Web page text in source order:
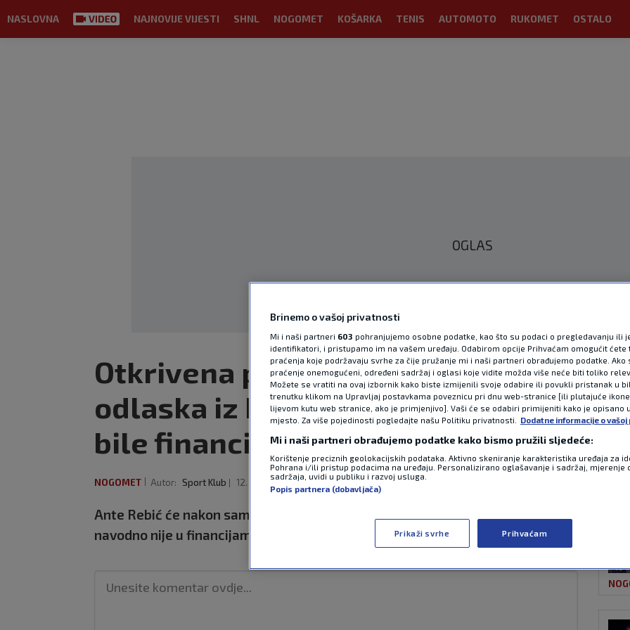
NASLOVNA NAJNOVIJE VIJESTI SHNL NOGOMET KOŠARKA TENIS AUTOMOTO RUKOMET OSTALO
OGLAS
Otkrivena pozadina Rebićevog
odlaska iz Hajduka: Problem nisu
bile financije
NOGOMET Autor: Sport Klub 12. lip 2026 10:43 1 komentar
Ante Rebić će nakon samo jedne sezone napustiti Poljud, a razlog odlaska
navodno nije u financijama.
Brinemo o vašoj privatnosti
Mi i naši partneri 603 pohranjujemo osobne podatke, kao što su podaci o pregledavanju ili
identifikatori, i pristupamo im na vašem uređaju. Odabirom opcije Prihvaćam omogućit ćete
praćenja koje podržavaju svrhe za čije pružanje mi i naši partneri obrađujemo podatke. Ako
praćenje onemogućeni, određeni sadržaj i oglasi koje vidite možda više neće biti toliko
Možete se vratiti na ovaj izbornik kako biste izmijenili svoje odabire ili povukli pristanak u
trenutku klikom na Upravljaj postavkama poveznicu pri dnu web-stranice [ili plutajuće
lijevom kutu web stranice, ako je primjenjivo]. Vaši će se odabiri primijeniti kako je opisano
mjesto. Za više pojedinosti pogledajte našu Politiku privatnosti.
Dodatne informacije o
Mi i naši partneri obrađujemo podatke kako bismo pružili sljedeće:
Korištenje preciznih geolokacijskih podataka. Aktivno skeniranje karakteristika uređaja za
Pohrana i/ili pristup podacima na uređaju. Personalizirano oglašavanje i sadržaj, mjerenje
sadržaja, uvidi u publiku i razvoj usluga.
Popis partnera (dobavljača)
Prikaži svrhe Prihvaćam